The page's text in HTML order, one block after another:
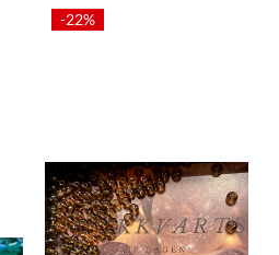
-22%